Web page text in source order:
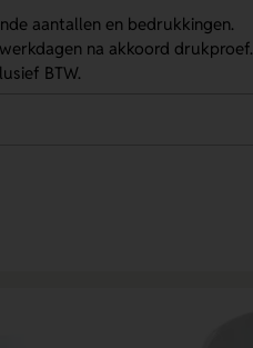
aantallen en bedrukkingen.
na akkoord drukproef.
BTW.